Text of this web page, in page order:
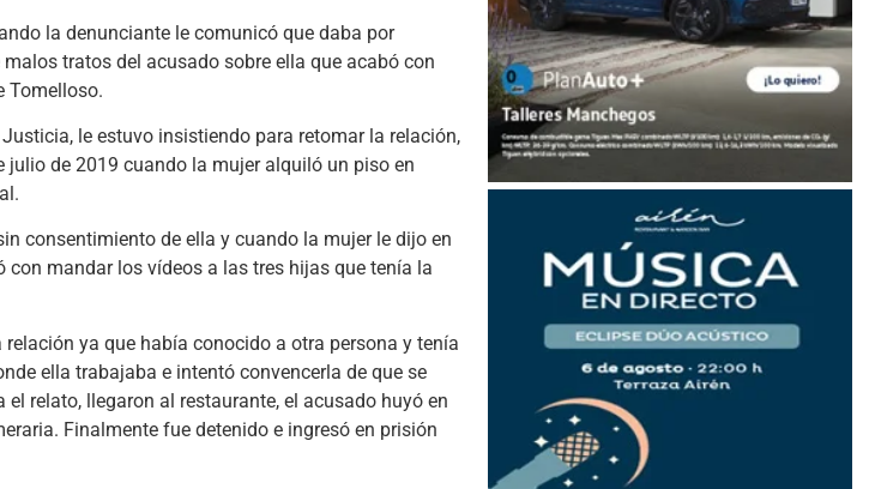
la denunciante le comunicó que daba por
tratos del acusado sobre ella que acabó con
Tomelloso.
le estuvo insistiendo para retomar la relación,
de 2019 cuando la mujer alquiló un piso en
consentimiento de ella y cuando la mujer le dijo en
mandar los vídeos a las tres hijas que tenía la
ya que había conocido a otra persona y tenía
ella trabajaba e intentó convencerla de que se
relato, llegaron al restaurante, el acusado huyó en
Finalmente fue detenido e ingresó en prisión